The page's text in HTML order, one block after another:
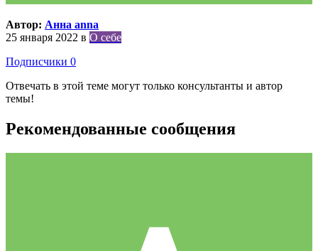
Автор: Анна anna
25 января 2022 в О себе
Подписчики 0
Отвечать в этой теме могут только консультанты и автор
темы!
Рекомендованные сообщения